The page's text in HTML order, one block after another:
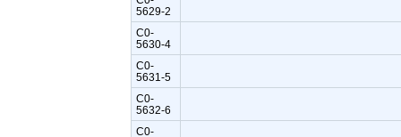
5629-2
C0-
5630-4
C0-
5631-5
C0-
5632-6
C0-